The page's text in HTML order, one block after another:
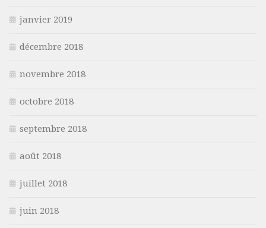
janvier 2019
décembre 2018
novembre 2018
octobre 2018
septembre 2018
août 2018
juillet 2018
juin 2018